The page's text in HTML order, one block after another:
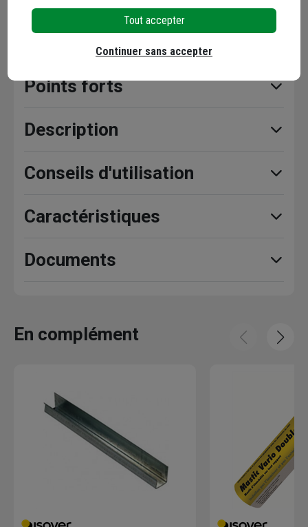
Points forts
Description
Conseils d'utilisation
Caractéristiques
Documents
En complément
Tout accepter
Continuer sans accepter